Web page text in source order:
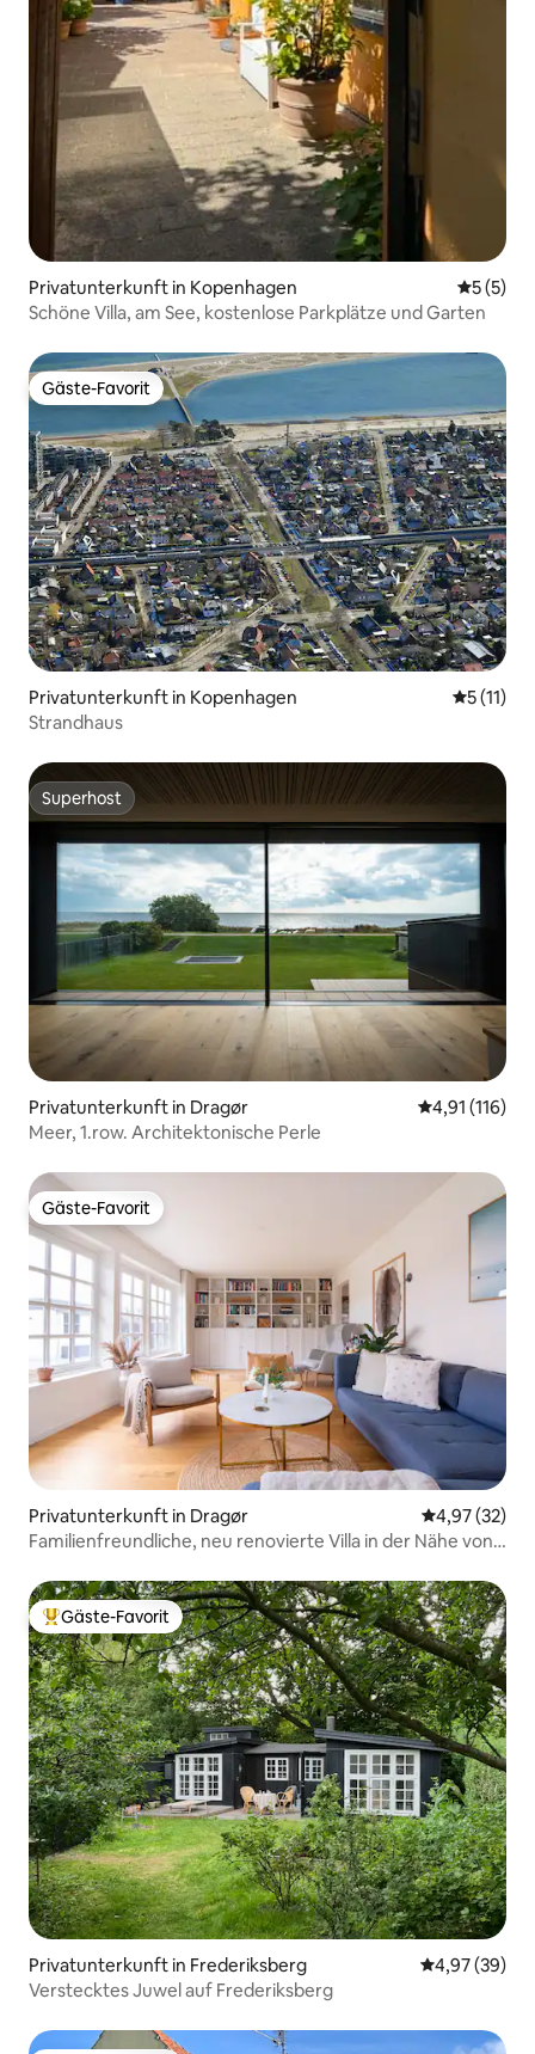
Privatunterkunft in Kopenhagen
5 (5)
Schöne Villa, am See, kostenlose Parkplätze und Garten
Gäste-Favorit
Gäste-Favorit
Privatunterkunft in Kopenhagen
5 (11)
Strandhaus
Superhost
Superhost
Privatunterkunft in Dragør
4,91 (116)
Meer, 1.row. Architektonische Perle
Gäste-Favorit
Gäste-Favorit
Privatunterkunft in Dragør
4,97 (32)
Familienfreundliche, neu renovierte Villa in der Nähe von
Beliebter Gäste-Favorit.
Gäste-Favorit
Privatunterkunft in Frederiksberg
4,97 (39)
Verstecktes Juwel auf Frederiksberg